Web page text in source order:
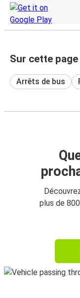
Sur cette page
Arrêts de bus
plus de